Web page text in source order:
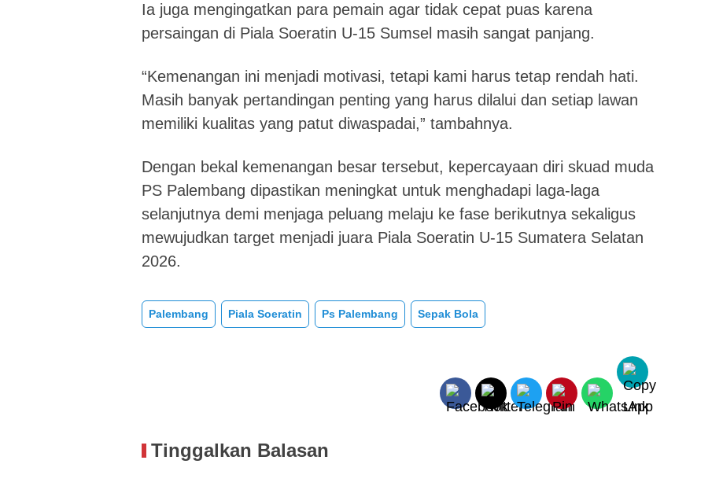
Ia juga mengingatkan para pemain agar tidak cepat puas karena
persaingan di Piala Soeratin U-15 Sumsel masih sangat panjang.
“Kemenangan ini menjadi motivasi, tetapi kami harus tetap rendah hati.
Masih banyak pertandingan penting yang harus dilalui dan setiap lawan
memiliki kualitas yang patut diwaspadai,” tambahnya.
Dengan bekal kemenangan besar tersebut, kepercayaan diri skuad muda
PS Palembang dipastikan meningkat untuk menghadapi laga-laga
selanjutnya demi menjaga peluang melaju ke fase berikutnya sekaligus
mewujudkan target menjadi juara Piala Soeratin U-15 Sumatera Selatan
2026.
Palembang Piala Soeratin Ps Palembang Sepak Bola
Tinggalkan Balasan